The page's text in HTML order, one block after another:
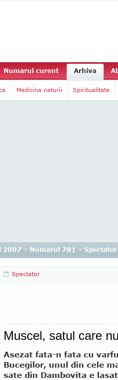
Numarul curent Arhiva
Medicina naturii Spiritualitate
2007 › Numarul 781 › Spectator
Spectator
Muscel, satul care
Asezat fata-n fata cu
Bucegilor, unul din cele
sate din Dambovita e